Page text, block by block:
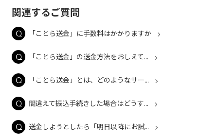
関連するご質問
「ことら送金」に手数料はかかりますか
「ことら送金」の送金方法をおしえて...
「ことら送金」とは、どのようなサー...
間違えて振込手続きした場合はどうす...
送金しようとしたら「明日以降にお試...